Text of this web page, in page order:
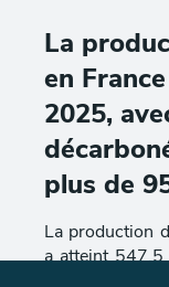
BE
La
en
2025,
plus de
La production
a atteint